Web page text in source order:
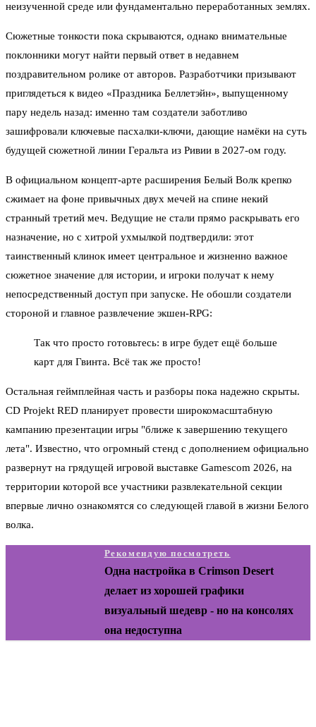
неизученной среде или фундаментально переработанных землях.
Сюжетные тонкости пока скрываются, однако внимательные
поклонники могут найти первый ответ в недавнем
поздравительном ролике от авторов. Разработчики призывают
приглядеться к видео «Праздника Беллетэйн», выпущенному
пару недель назад: именно там создатели заботливо
зашифровали ключевые пасхалки-ключи, дающие намёки на суть
будущей сюжетной линии Геральта из Ривии в 2027-ом году.
В официальном концепт-арте расширения Белый Волк крепко
сжимает на фоне привычных двух мечей на спине некий
странный третий меч. Ведущие не стали прямо раскрывать его
назначение, но с хитрой ухмылкой подтвердили: этот
таинственный клинок имеет центральное и жизненно важное
сюжетное значение для истории, и игроки получат к нему
непосредственный доступ при запуске. Не обошли создатели
стороной и главное развлечение экшен-RPG:
Так что просто готовьтесь: в игре будет ещё больше
карт для Гвинта. Всё так же просто!
Остальная геймплейная часть и разборы пока надежно скрыты.
CD Projekt RED планирует провести широкомасштабную
кампанию презентации игры "ближе к завершению текущего
лета". Известно, что огромный стенд с дополнением официально
развернут на грядущей игровой выставке Gamescom 2026, на
территории которой все участники развлекательной секции
впервые лично ознакомятся со следующей главой в жизни Белого
волка.
Рекомендую посмотреть
Одна настройка в Crimson Desert
делает из хорошей графики
визуальный шедевр - но на консолях
она недоступна